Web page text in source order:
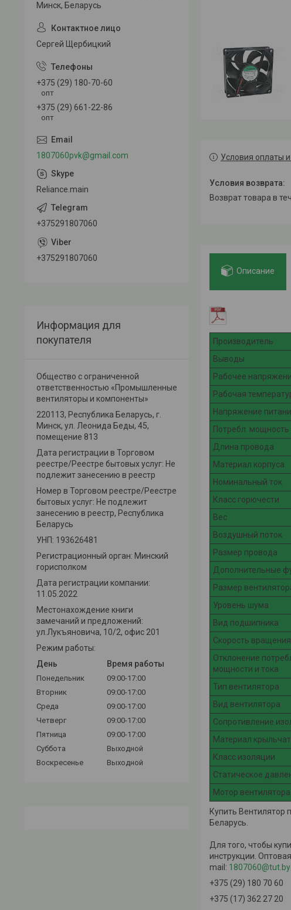
Условия оплаты
возврат товара в
Описание
Производитель
Выводы
Рабочее
Рабочая
Напряжение
Потребл. мощность
Длина провода
Материал корпуса
Номинальный ток
Класс горючести
Вес
Воздушный поток
Размер провода
Дополнительные
Размер
Уровень шума
Вид подшипника
Скорость вращения
Отклонение
мощности и тока
Тип вентилятора
Вид вентилятора
Сопротивление
Материал
Класс изоляции
Статическое
Мотор вентилятора
Купить Вентилятор
Беларусь.
Для того, чтобы
инструкции.
mail: 1807060@tut.by
+375 (29) 180 70 60
+375 (17) 362 27 20
Минск, Беларусь
Сергей Щербицкий
+375 (29) 180-70-60
опт
+375 (29) 661-22-86
опт
1807060pvk@gmail.com
Reliance.main
+375291807060
+375291807060
Информация для
покупателя
Общество с ограниченной
ответственностью «Промышленные
вентиляторы и компоненты»
220113, Республика Беларусь, г.
Минск, ул. Леонида Беды, 45,
помещение 813
Дата регистрации в Торговом
реестре/Реестре бытовых услуг: Не
подлежит занесению в реестр
Номер в Торговом реестре/Реестре
бытовых услуг: Не подлежит
занесению в реестр, Республика
Беларусь
УНП: 193626481
Регистрационный орган: Минский
горисполком
Дата регистрации компании:
11.05.2022
Местонахождение книги
замечаний и предложений:
ул.Лукъяновича, 10/2, офис 201
Режим работы:
День
Время работы
Понедельник
09:00-17:00
Вторник
09:00-17:00
Среда
09:00-17:00
Четверг
09:00-17:00
Пятница
09:00-17:00
Суббота
Выходной
Воскресенье
Выходной